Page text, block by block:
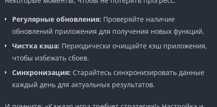
Регулярные обновления: Проверяйте наличие
обновлений приложения для получения новых функций.
Чистка кэша: Периодически очищайте кэш приложения,
чтобы избежать сбоев.
Синхронизация: Старайтесь синхронизировать данные
каждый день для актуальных результатов.